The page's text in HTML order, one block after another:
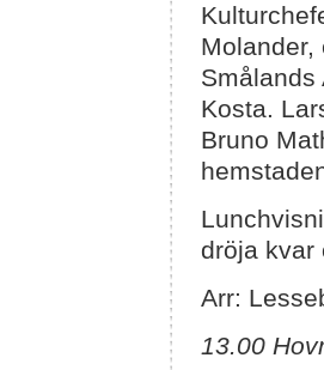
Molander,
Kosta.
Bruno
dröja
Arr:
13.00